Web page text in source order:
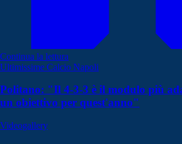
Continua la lettura
Ultimissime Calcio Napoli
Politano: "Il 4-3-3 è il modulo più
un obiettivo per quest'anno"
Videogallery